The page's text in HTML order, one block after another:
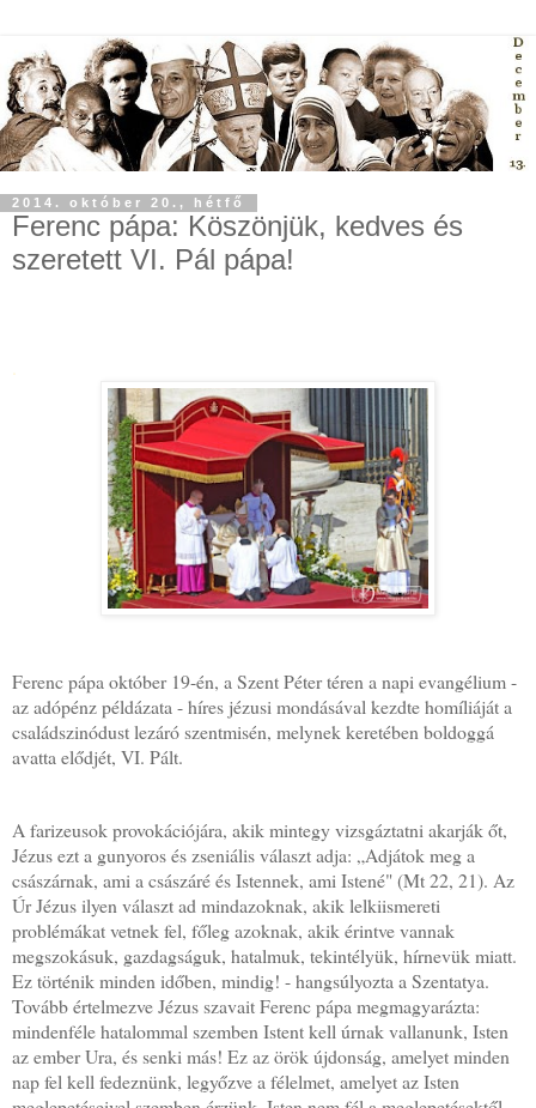
2014. október 20., hétfő
Ferenc pápa: Köszönjük, kedves és
szeretett VI. Pál pápa!
.
Ferenc pápa október 19-én, a Szent Péter téren a napi evangélium -
az adópénz példázata - híres jézusi mondásával kezdte homíliáját a
családszinódust lezáró szentmisén, melynek keretében boldoggá
avatta elődjét, VI. Pált.
A farizeusok provokációjára, akik mintegy vizsgáztatni akarják őt,
Jézus ezt a gunyoros és zseniális választ adja: „Adjátok meg a
császárnak, ami a császáré és Istennek, ami Istené" (Mt 22, 21). Az
Úr Jézus ilyen választ ad mindazoknak, akik lelkiismereti
problémákat vetnek fel, főleg azoknak, akik érintve vannak
megszokásuk, gazdagságuk, hatalmuk, tekintélyük, hírnevük miatt.
Ez történik minden időben, mindig! - hangsúlyozta a Szentatya.
Tovább értelmezve Jézus szavait Ferenc pápa megmagyarázta:
mindenféle hatalommal szemben Istent kell úrnak vallanunk, Isten
az ember Ura, és senki más! Ez az örök újdonság, amelyet minden
nap fel kell fedeznünk, legyőzve a félelmet, amelyet az Isten